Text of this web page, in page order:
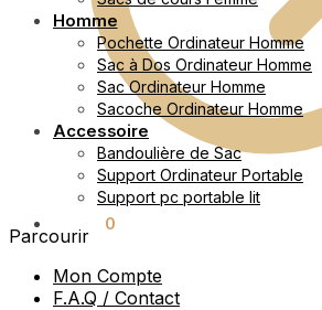
0
Homme
Pochette Ordinateur Homme
Sac à Dos Ordinateur Homme
Sac Ordinateur Homme
Sacoche Ordinateur Homme
Accessoire
Bandoulière de Sac
Support Ordinateur Portable
Support pc portable lit
Parcourir
Mon Compte
F.A.Q / Contact